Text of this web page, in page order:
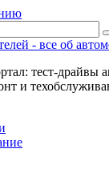
- все об
тест-драйвы
и